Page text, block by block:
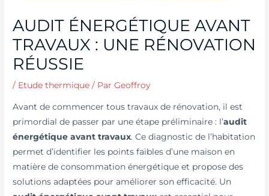
AUDIT ÉNERGÉTIQUE AVANT
TRAVAUX : UNE RÉNOVATION
RÉUSSIE
/ Etude thermique / ParGeoffroy
Avant de commencer tous travaux de rénovation, il est
primordial de passer par une étape préliminaire : l’audit
énergétique avant travaux. Ce diagnostic de l’habitation
permet d’identifier les points faibles d’une maison en
matière de consommation énergétique et propose des
solutions adaptées pour améliorer son efficacité. Un